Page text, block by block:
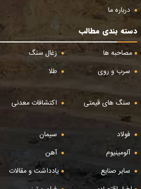
درباره ما
دسته بندی مطالب
مصاحبه ها
زغال سنگ
سرب و روی
طلا
سنگ های قیمتی
اکتشافات معدنی
فولاد
سیمان
آلومینیوم
آهن
سایر صنایع
یادداشت و مقالات